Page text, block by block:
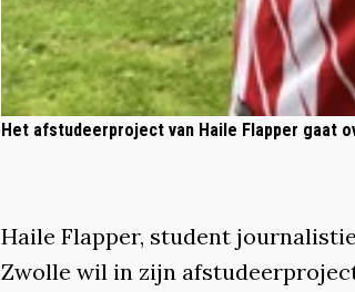
Het afstudeerproject van Haile Flapper gaat
Haile Flapper, student
Zwolle wil in zijn